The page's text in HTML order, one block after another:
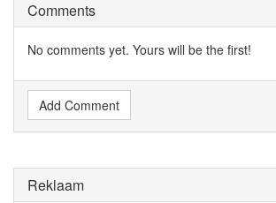
Comments
No comments yet. Yours will be the first!
Add Comment
Reklaam